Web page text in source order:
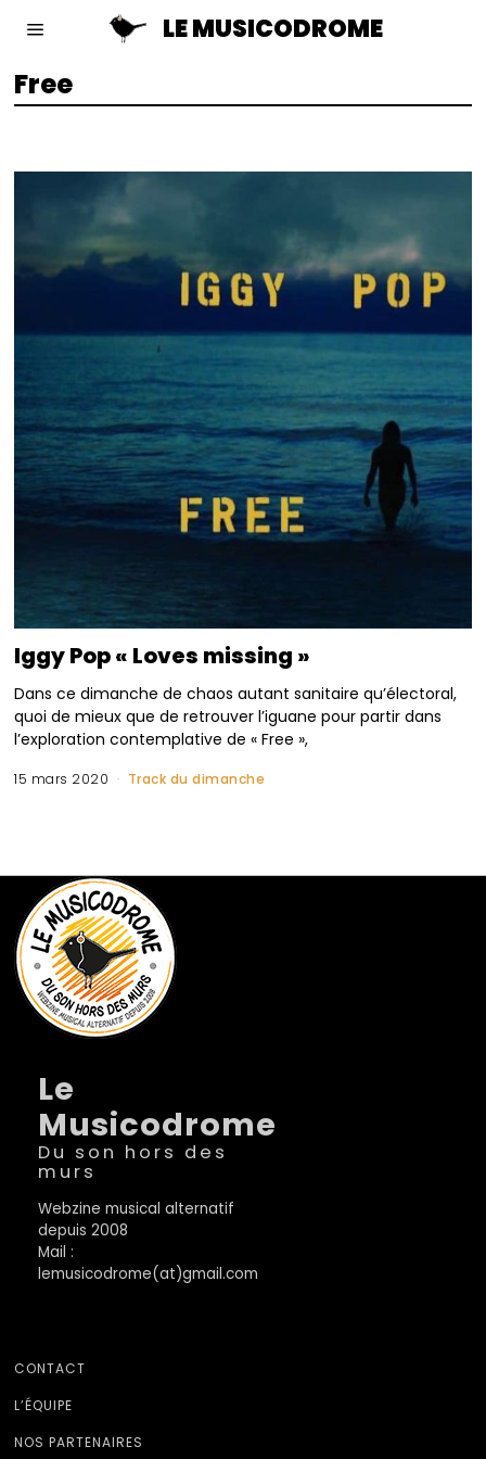
LE MUSICODROME
Free
Iggy Pop « Loves missing »
Dans ce dimanche de chaos autant sanitaire qu’électoral,
quoi de mieux que de retrouver l’iguane pour partir dans
l’exploration contemplative de « Free »,
15 mars 2020 Track du dimanche
Le
Musicodrome
Du son hors des
murs
Webzine musical alternatif
depuis 2008
Mail :
lemusicodrome(at)gmail.com
CONTACT
L’ÉQUIPE
NOS PARTENAIRES